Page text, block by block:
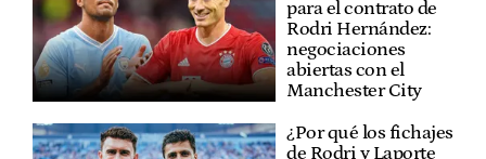
para el contrato de
Rodri Hernández:
negociaciones
abiertas con el
Manchester City
¿Por qué los fichajes
de Rodri y Laporte